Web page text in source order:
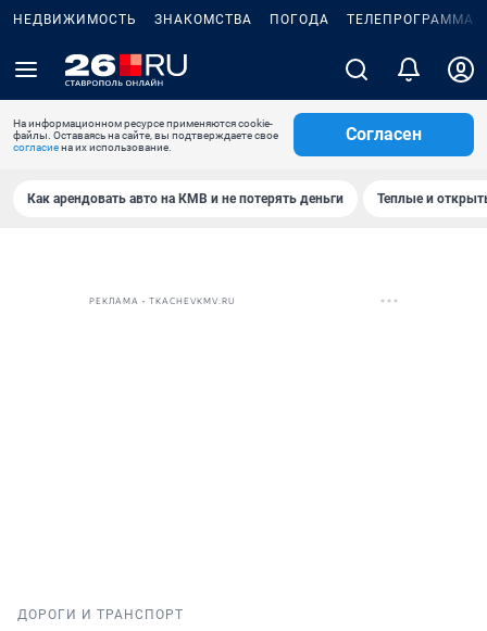
НЕДВИЖИМОСТЬ ЗНАКОМСТВА ПОГОДА ТЕЛЕПРОГРАММА
На информационном ресурсе применяются cookie-
файлы. Оставаясь на сайте, вы подтверждаете свое
согласиена их использование.
Согласен
Как арендовать авто на КМВ и не потерять деньги Теплые и
РЕКЛАМА • TKACHEVKMV.RU
ДОРОГИ И ТРАНСПОРТ